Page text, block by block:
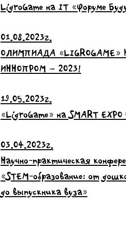
LigroGame на IT «Форуме
01.08.2023г.
ОЛИМПИАДА «LIGROGAME»
ИННОПРОМ – 2023!
19.05.2023г.
«LigroGame» на SMART
03.04.2023г.
Научно-практическая
«STEM-образование: от
до выпускника вуза»